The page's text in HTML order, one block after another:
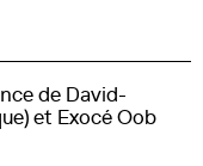
de David-
et Exocé Oob